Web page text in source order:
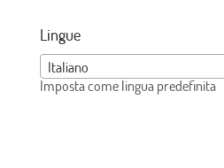
Lingue
Italiano
Imposta come lingua predefinita